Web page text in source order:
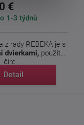
€
1-3 týdnů
z rady REBEKA je s
dvierkami, použité
číre ...
Detail